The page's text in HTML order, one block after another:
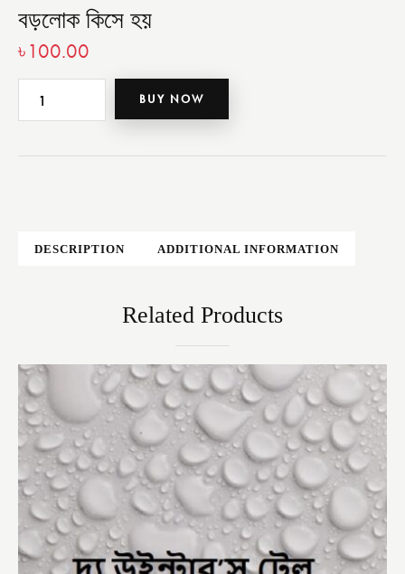
বড়লোক কিসে হয়
৳100.00
BUY NOW
DESCRIPTION ADDITIONAL INFORMATION
Related Products